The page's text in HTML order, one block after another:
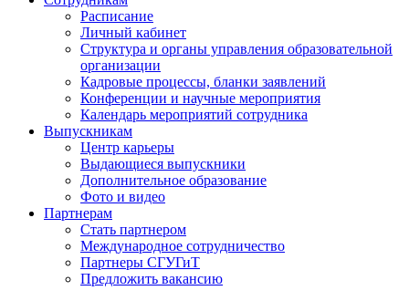
Расписание
Личный кабинет
Структура и органы управления образовательной
организации
Кадровые процессы, бланки заявлений
Конференции и научные мероприятия
Календарь мероприятий сотрудника
Выпускникам
Центр карьеры
Выдающиеся выпускники
Дополнительное образование
Фото и видео
Партнерам
Стать партнером
Международное сотрудничество
Партнеры СГУГиТ
Предложить вакансию